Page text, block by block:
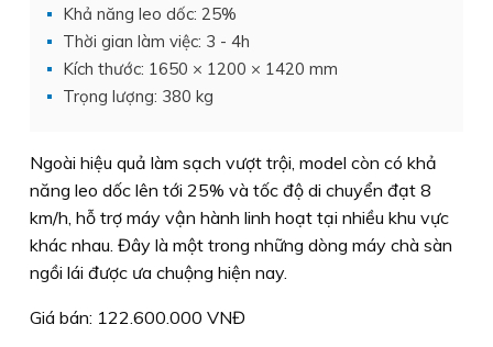
Khả năng leo dốc: 25%
Thời gian làm việc: 3 - 4h
Kích thước: 1650 × 1200 × 1420 mm
Trọng lượng: 380 kg
Ngoài hiệu quả làm sạch vượt trội, model còn có khả
năng leo dốc lên tới 25% và tốc độ di chuyển đạt 8
km/h, hỗ trợ máy vận hành linh hoạt tại nhiều khu vực
khác nhau. Đây là một trong những dòng máy chà sàn
ngồi lái được ưa chuộng hiện nay.
Giá bán: 122.600.000 VNĐ